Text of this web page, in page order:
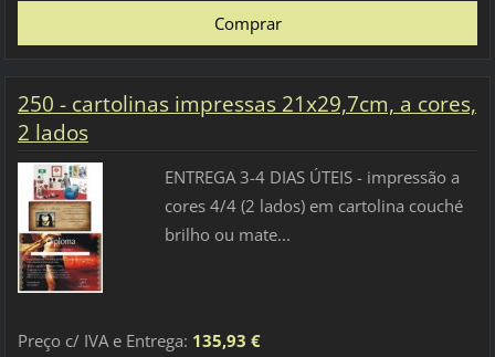
250 - cartolinas impressas 21x29,7cm, a cores,
2 lados
ENTREGA 3-4 DIAS ÚTEIS - impressão a
cores 4/4 (2 lados) em cartolina couché
brilho ou mate...
Preço c/ IVA e Entrega: 135,93 €